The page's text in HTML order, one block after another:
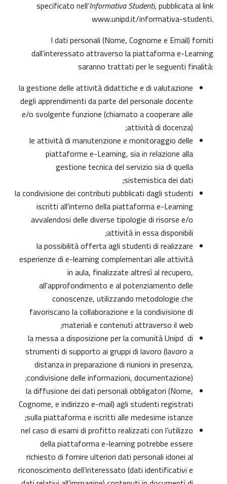
specificato nell’Informativa Studenti, pubblicata al link
www.unipd.it/informativa-studenti.
I dati personali (Nome, Cognome e Email) forniti
dall’interessato attraverso la piattaforma e-Learning
saranno trattati per le seguenti finalità:
la gestione delle attività didattiche e di valutazione
degli apprendimenti da parte del personale docente
e/o svolgente funzione (chiamato a cooperare alle
attività di docenza);
le attività di manutenzione e monitoraggio delle
piattaforme e-Learning, sia in relazione alla
gestione tecnica del servizio sia di quella
sistemistica dei dati;
la condivisione dei contributi pubblicati dagli studenti
iscritti all’interno della piattaforma e-Learning
avvalendosi delle diverse tipologie di risorse e/o
attività in essa disponibili;
la possibilità offerta agli studenti di realizzare
esperienze di e-learning complementari alle attività
in aula, finalizzate altresì al recupero,
all'approfondimento e al potenziamento delle
conoscenze, utilizzando metodologie che
favoriscano la collaborazione e la condivisione di
materiali e contenuti attraverso il web;
la messa a disposizione per la comunità Unipd di
strumenti di supporto ai gruppi di lavoro (lavoro a
distanza in preparazione di riunioni in presenza,
condivisione delle informazioni, documentazione);
la diffusione dei dati personali obbligatori (Nome,
Cognome, e indirizzo e-mail) agli studenti registrati
sulla piattaforma e iscritti alle medesime istanze;
nel caso di esami di profitto realizzati con l’utilizzo
della piattaforma e-learning potrebbe essere
richiesto di fornire ulteriori dati personali idonei al
riconoscimento dell’interessato (dati identificativi e